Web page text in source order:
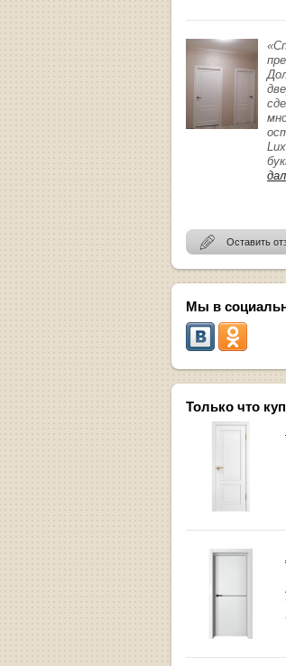
Оставить
Мы в
Только что